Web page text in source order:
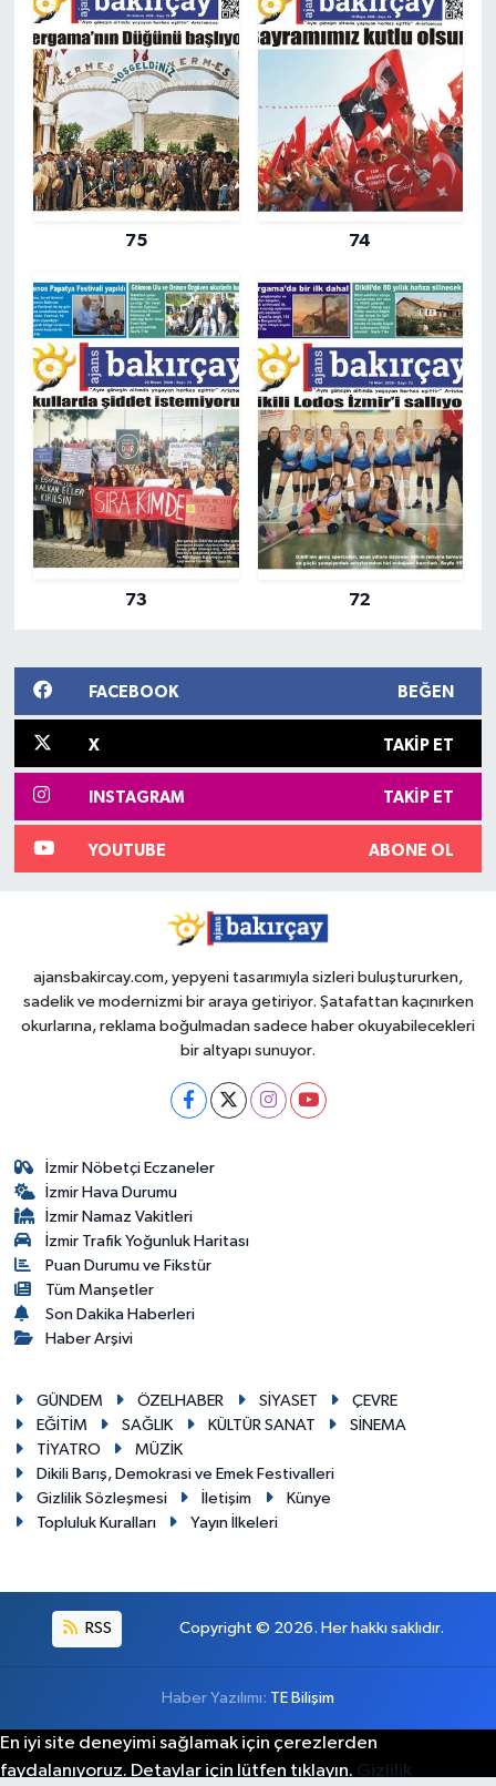
75 74
73 72
FACEBOOK BEĞEN
X TAKIP ET
INSTAGRAM TAKIP ET
YOUTUBE ABONE OL
ajansbakircay.com, yepyeni tasarımıyla sizleri buluştururken,
sadelik ve modernizmi bir araya getiriyor. Şatafattan kaçınırken
okurlarına, reklama boğulmadan sadece haber okuyabilecekleri
bir altyapı sunuyor.
İzmir Nöbetçi Eczaneler
İzmir Hava Durumu
İzmir Namaz Vakitleri
İzmir Trafik Yoğunluk Haritası
Puan Durumu ve Fikstür
Tüm Manşetler
Son Dakika Haberleri
Haber Arşivi
GÜNDEM ÖZELHABER SİYASET
ÇEVRE
EĞİTİM
SAĞLIK KÜLTÜR SANAT
SİNEMA
TİYATRO
MÜZİK
Dikili Barış, Demokrasi ve Emek Festivalleri
Gizlilik Sözleşmesi
İletişim
Künye
Topluluk Kuralları
Yayın İlkeleri
RSS Copyright © 2026. Her hakkı saklıdır.
Haber Yazılımı: TE Bilişim
En iyi site deneyimi sağlamak için çerezlerden
faydalanıyoruz. Detaylar için lütfen tıklayın. Gizlilik